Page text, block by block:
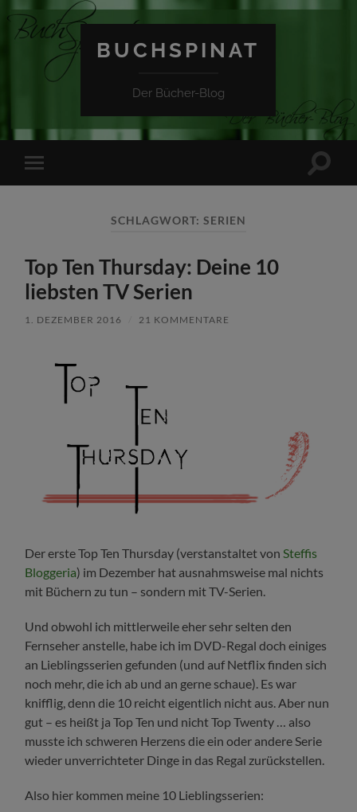
BUCHSPINAT
Der Bücher-Blog
Mobile-
Menü
SCHLAGWORT: SERIEN
Top Ten Thursday: Deine 10
liebsten TV Serien
1. DEZEMBER 2016 21 KOMMENTARE
Der erste Top Ten Thursday (verstanstaltet vonSteffis
Bloggeria) im Dezember hat ausnahmsweise mal nichts
mit Büchern zu tun – sondern mit TV-Serien.
Und obwohl ich mittlerweile eher sehr selten den
Fernseher anstelle, habe ich im DVD-Regal doch einiges
an Lieblingsserien gefunden (und auf Netflix finden sich
noch mehr, die ich ab und an gerne schaue). Es war
knifflig, denn die 10 reicht eigentlich nicht aus. Aber nun
gut – es heißt ja Top Ten und nicht Top Twenty … also
musste ich schweren Herzens die ein oder andere Serie
wieder unverrichteter Dinge in das Regal zurückstellen.
Also hier kommen meine 10 Lieblingsserien: